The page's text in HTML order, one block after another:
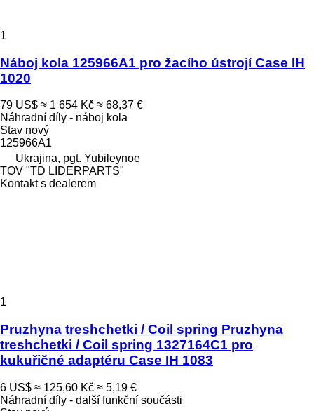
1
Náboj kola 125966A1 pro žacího ústrojí Case IH
1020
79 US$ ≈ 1 654 Kč ≈ 68,37 €
Náhradní díly - náboj kola
Stav nový
125966A1
Ukrajina, pgt. Yubileynoe
TOV "TD LIDERPARTS"
Kontakt s dealerem
1
Pruzhyna treshchetki / Coil spring Pruzhyna
treshchetki / Coil spring 1327164C1 pro
kukuřičné adaptéru Case IH 1083
6 US$ ≈ 125,60 Kč ≈ 5,19 €
Náhradní díly - další funkční součásti